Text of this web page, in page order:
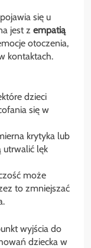
się u
jest z empatią
otoczenia,
kontaktach.
dzieci
się w
krytyka lub
utrwalić lęk
może
to zmniejszać
wyjścia do
dziecka w